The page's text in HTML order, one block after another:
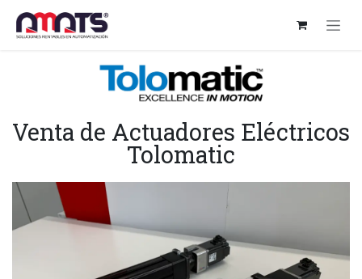
Venta de Actuadores Eléctricos
Tolomatic